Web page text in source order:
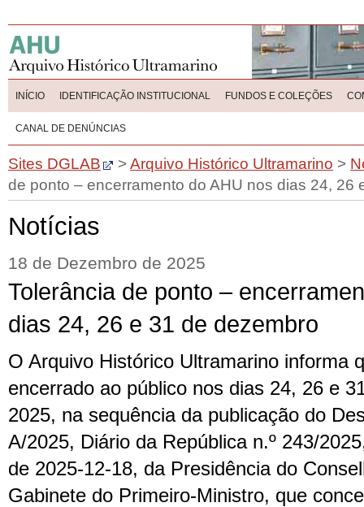
INÍCIO IDENTIFICAÇÃO INSTITUCIONAL FUNDOS E COLEÇÕES
CANAL DE DENÚNCIAS
Sites DGLAB >Arquivo Histórico Ultramarino >
de ponto – encerramento do AHU nos dias 24, 26
Notícias
18 de Dezembro de 2025
Tolerância de ponto –
dias 24, 26 e 31 de dezembro
O Arquivo Histórico Ultramarino informa
encerrado ao público nos dias 24, 26 e
2025, na sequência da publicação do
A/2025, Diário da República n.º 243/
de 2025-12-18, da Presidência do
Gabinete do Primeiro-Ministro, que